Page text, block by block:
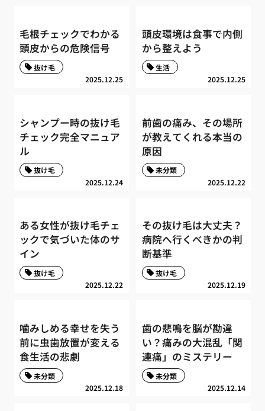
毛根チェックでわかる
頭皮からの危険信号
2025.12.25
抜け毛
頭皮環境は食事で内側
から整えよう
2025.12.25
生活
シャンプー時の抜け毛
チェック完全マニュア
ル
2025.12.24
抜け毛
前歯の痛み、その場所
が教えてくれる本当の
原因
2025.12.22
未分類
ある女性が抜け毛チェ
ックで気づいた体のサ
イン
2025.12.22
抜け毛
その抜け毛は大丈夫？
病院へ行くべきかの判
断基準
2025.12.19
抜け毛
噛みしめる幸せを失う
前に虫歯放置が変える
食生活の悲劇
2025.12.18
未分類
歯の悲鳴を脳が勘違
い？痛みの大混乱「関
連痛」のミステリー
2025.12.14
未分類